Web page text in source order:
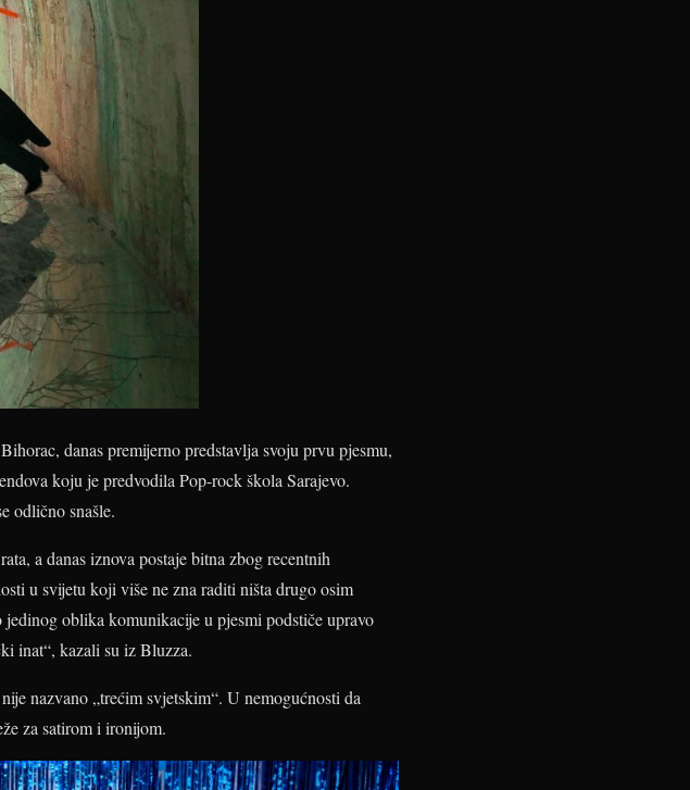
danas premijerno predstavlja svoju prvu pjesmu,
koju je predvodila Pop-rock škola Sarajevo.
odlično snašle.
a danas iznova postaje bitna zbog recentnih
u svijetu koji više ne zna raditi ništa drugo osim
oblika komunikacije u pjesmi podstiče upravo
inat“, kazali su iz Bluzza.
nazvano „trećim svjetskim“. U nemogućnosti da
za satirom i ironijom.